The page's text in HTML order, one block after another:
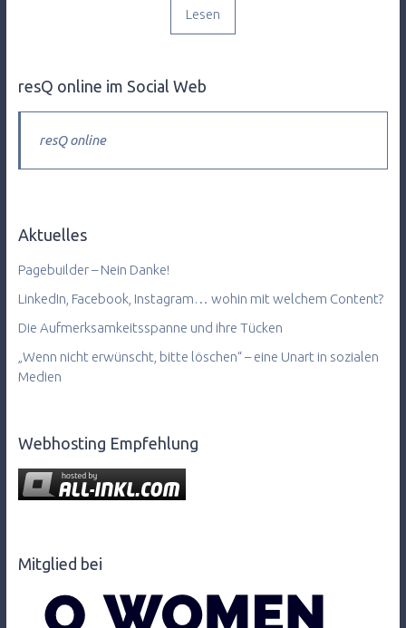
Lesen
resQ online im Social Web
resQ online
Aktuelles
Pagebuilder – Nein Danke!
LinkedIn, Facebook, Instagram… wohin mit welchem Content?
Die Aufmerksamkeitsspanne und ihre Tücken
„Wenn nicht erwünscht, bitte löschen“ – eine Unart in sozialen
Medien
Webhosting Empfehlung
Mitglied bei